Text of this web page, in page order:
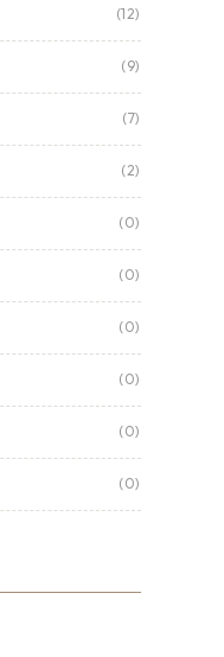
(12)
(9)
(7)
(2)
(0)
(0)
(0)
(0)
(0)
(0)